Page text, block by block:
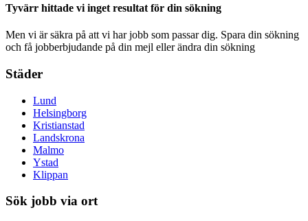
Tyvärr hittade vi inget resultat för din sökning
Men vi är säkra på att vi har jobb som passar dig. Spara din sökning
och få jobberbjudande på din mejl eller ändra din sökning
Städer
Lund
Helsingborg
Kristianstad
Landskrona
Malmo
Ystad
Klippan
Sök jobb via ort